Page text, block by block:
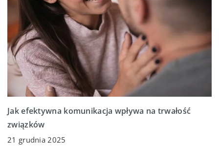
Jak efektywna komunikacja wpływa na trwałość
związków
21 grudnia 2025